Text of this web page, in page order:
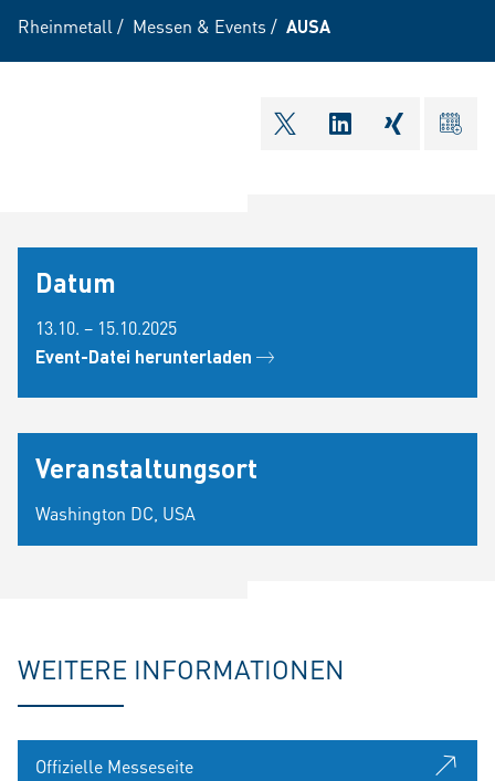
Rheinmetall / Messen & Events / AUSA
shareOntwitter ical
Datum
13.10. – 15.10.2025
Event-Datei herunterladen
Veranstaltungsort
Washington DC, USA
WEITERE INFORMATIONEN
Offizielle Messeseite